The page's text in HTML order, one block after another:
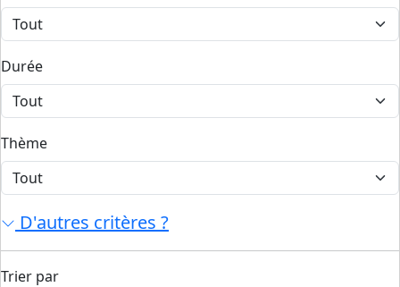
Durée
Thème
D'autres critères ?
Trier par